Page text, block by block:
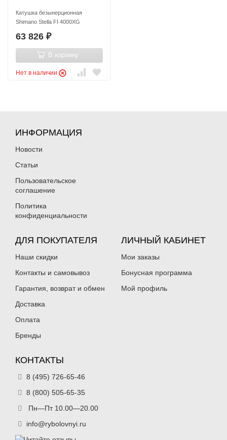
Катушка безынерционная
Shimano Stella FI 4000XG
63 826 ₽
В корзину
Нет в наличии
ИНФОРМАЦИЯ
Новости
Статьи
Пользовательское
соглашение
Политика
конфиденциальности
ДЛЯ ПОКУПАТЕЛЯ
Наши скидки
Контакты и самовывоз
Гарантия, возврат и обмен
Доставка
Оплата
Бренды
ЛИЧНЫЙ КАБИНЕТ
Мои заказы
Бонусная программа
Мой профиль
КОНТАКТЫ
8 (495) 726-65-46
8 (800) 505-65-35
Пн—Пт 10.00—20.00
info@rybolovnyi.ru